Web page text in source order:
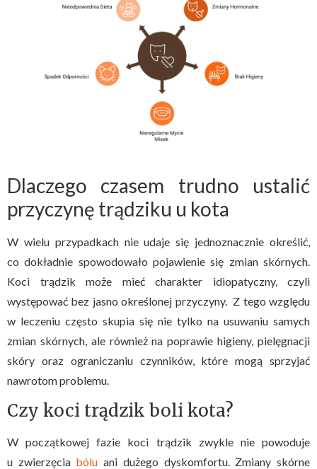
Dlaczego czasem trudno ustalić
przyczynę trądziku u kota
W wielu przypadkach nie udaje się jednoznacznie określić,
co dokładnie spowodowało pojawienie się zmian skórnych.
Koci trądzik może mieć charakter idiopatyczny, czyli
występować bez jasno określonej przyczyny. Z tego względu
w leczeniu często skupia się nie tylko na usuwaniu samych
zmian skórnych, ale również na poprawie higieny, pielęgnacji
skóry oraz ograniczaniu czynników, które mogą sprzyjać
nawrotom problemu.
Czy koci trądzik boli kota?
W początkowej fazie koci trądzik zwykle nie powoduje
u zwierzęcia bólu ani dużego dyskomfortu. Zmiany skórne